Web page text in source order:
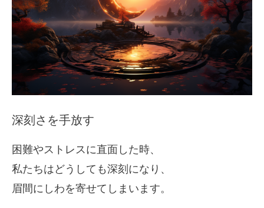
深刻さを手放す
困難やストレスに直面した時、
私たちはどうしても深刻になり、
眉間にしわを寄せてしまいます。